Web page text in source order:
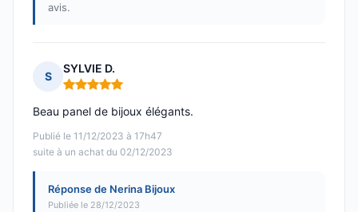
avis.
S
SYLVIE D.
Note : 5 sur 5
Publié le 11/12/2023 à 17h47
suite à un achat du 02/12/2023
Beau panel de bijoux élégants.
Réponse de Nerina Bijoux
Publiée le 28/12/2023